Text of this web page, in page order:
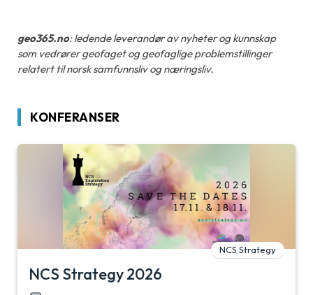
geo365.no: ledende leverandør av nyheter og kunnskap
som vedrører geofaget og geofaglige problemstillinger
relatert til norsk samfunnsliv og næringsliv.
KONFERANSER
NCS Strategy
NCS Strategy 2026